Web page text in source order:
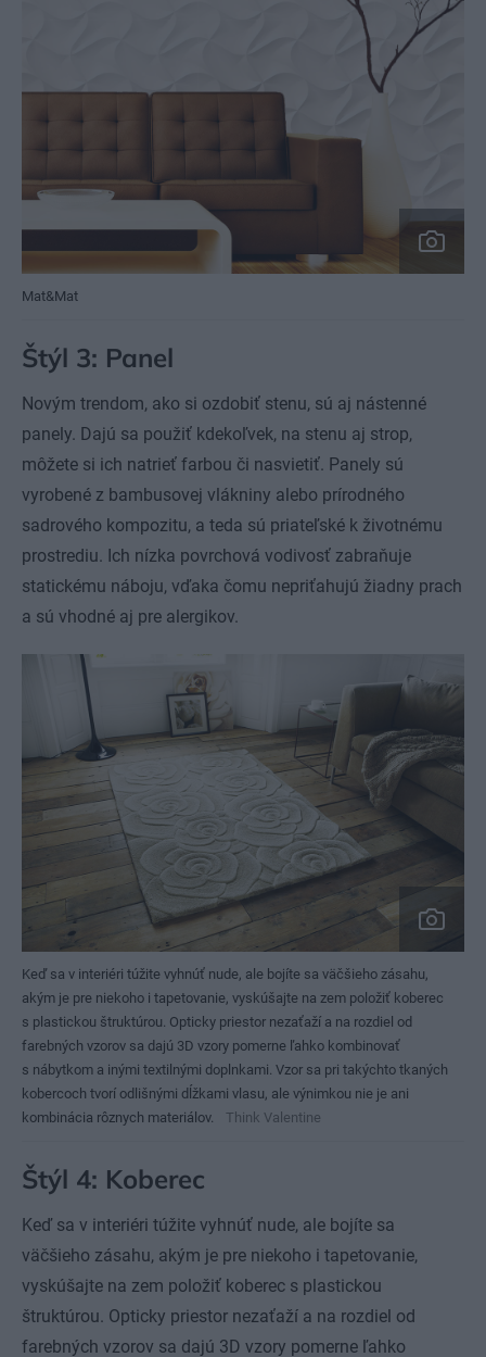
Mat&Mat
Štýl 3: Panel
Novým trendom, ako si ozdobiť stenu, sú aj nástenné
panely. Dajú sa použiť kdekoľvek, na stenu aj strop,
môžete si ich natrieť farbou či nasvietiť. Panely sú
vyrobené z bambusovej vlákniny alebo prírodného
sadrového kompozitu, a teda sú priateľské k životnému
prostrediu. Ich nízka povrchová vodivosť zabraňuje
statickému náboju, vďaka čomu nepriťahujú žiadny prach
a sú vhodné aj pre alergikov.
Keď sa v interiéri túžite vyhnúť nude, ale bojíte sa väčšieho zásahu,
akým je pre niekoho i tapetovanie, vyskúšajte na zem položiť koberec
s plastickou štruktúrou. Opticky priestor nezaťaží a na rozdiel od
farebných vzorov sa dajú 3D vzory pomerne ľahko kombinovať
s nábytkom a inými textilnými doplnkami. Vzor sa pri takýchto tkaných
kobercoch tvorí odlišnými dĺžkami vlasu, ale výnimkou nie je ani
kombinácia rôznych materiálov.
Think Valentine
Štýl 4: Koberec
Keď sa v interiéri túžite vyhnúť nude, ale bojíte sa
väčšieho zásahu, akým je pre niekoho i tapetovanie,
vyskúšajte na zem položiť koberec s plastickou
štruktúrou. Opticky priestor nezaťaží a na rozdiel od
farebných vzorov sa dajú 3D vzory pomerne ľahko